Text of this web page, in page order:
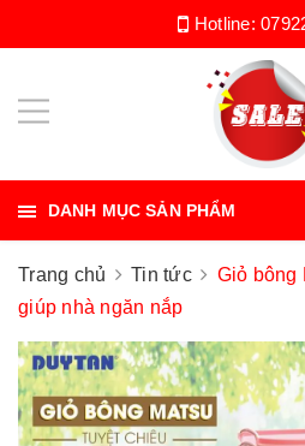
Hotline:
DANH MỤC SẢN PHẨM
Trang chủ Tin tức
Giỏ bông
giúp nhà ngăn nắp